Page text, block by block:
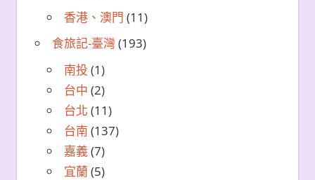
香港、澳門 (11)
食旅記-臺灣 (193)
南投 (1)
台中 (2)
台北 (11)
台南 (137)
嘉義 (7)
宜蘭 (5)